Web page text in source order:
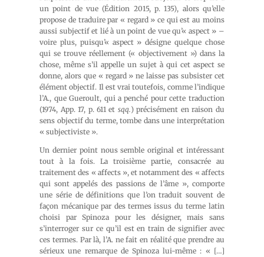
un point de vue (Édition 2015, p. 135), alors qu’elle
propose de traduire par « regard » ce qui est au moins
aussi subjectif et lié à un point de vue qu’« aspect » –
voire plus, puisqu’« aspect » désigne quelque chose
qui se trouve réellement (« objectivement ») dans la
chose, même s’il appelle un sujet à qui cet aspect se
donne, alors que « regard » ne laisse pas subsister cet
élément objectif. Il est vrai toutefois, comme l’indique
l’A., que Gueroult, qui a penché pour cette traduction
(1974, App. 17, p. 611 et sqq.) précisément en raison du
sens objectif du terme, tombe dans une interprétation
« subjectiviste ».
Un dernier point nous semble original et intéressant
tout à la fois. La troisième partie, consacrée au
traitement des « affects », et notamment des « affects
qui sont appelés des passions de l’âme », comporte
une série de définitions que l’on traduit souvent de
façon mécanique par des termes issus du terme latin
choisi par Spinoza pour les désigner, mais sans
s’interroger sur ce qu’il est en train de signifier avec
ces termes. Par là, l’A. ne fait en réalité que prendre au
sérieux une remarque de Spinoza lui-même : « […]